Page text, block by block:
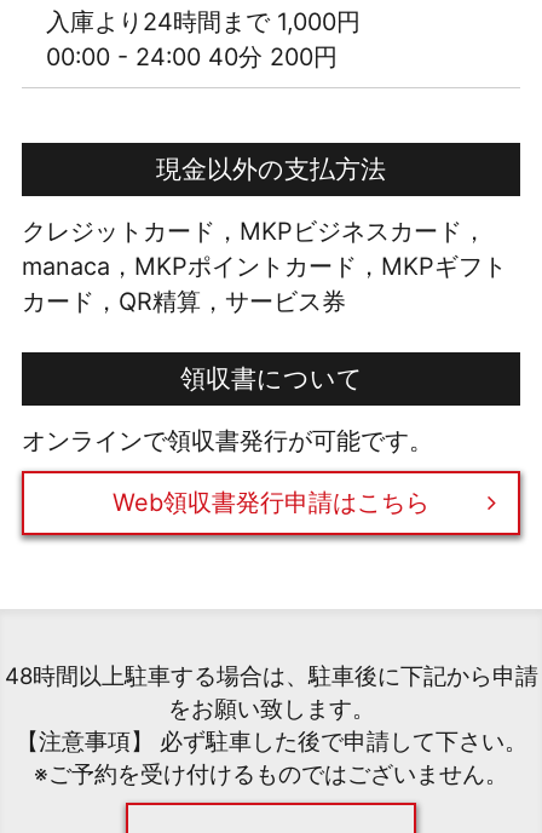
入庫より24時間まで 1,000円
00:00 - 24:00 40分 200円
現金以外の支払方法
クレジットカード，MKPビジネスカード，
manaca，MKPポイントカード，MKPギフト
カード，QR精算，サービス券
領収書について
オンラインで領収書発行が可能です。
Web領収書発行申請はこちら
48時間以上駐車する場合は、駐車後に下記から申請
をお願い致します。
【注意事項】 必ず駐車した後で申請して下さい。
※ご予約を受け付けるものではございません。